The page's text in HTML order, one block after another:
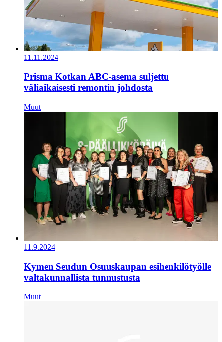
11.11.2024
Prisma Kotkan ABC-asema suljettu
väliaikaisesti remontin johdosta
Muut
11.9.2024
Kymen Seudun Osuuskaupan esihenkilötyölle
valtakunnallista tunnustusta
Muut